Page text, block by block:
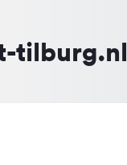
tilburg.nl